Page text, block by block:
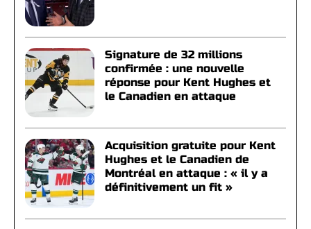
Signature de 32 millions
confirmée : une nouvelle
réponse pour Kent Hughes et
le Canadien en attaque
Acquisition gratuite pour Kent
Hughes et le Canadien de
Montréal en attaque : « il y a
définitivement un fit »